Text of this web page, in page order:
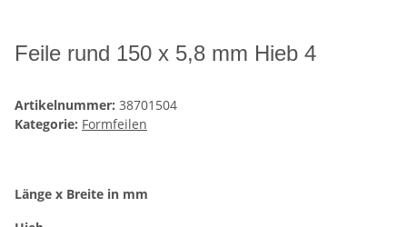
Feile rund 150 x 5,8 mm Hieb 4
Artikelnummer: 38701504
Kategorie: Formfeilen
Länge x Breite in mm